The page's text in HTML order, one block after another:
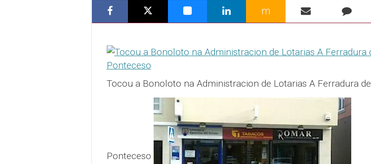
m
Tocou a Bonoloto na Administracion de Lotarias A Ferradura de
Ponteceso